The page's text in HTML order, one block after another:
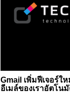
Gmail เพิ่มฟีเจอร์
อีเมล์ของเราอัตโน